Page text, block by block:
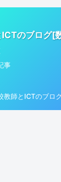
ICTのブログ[
事
師とICTのブロ